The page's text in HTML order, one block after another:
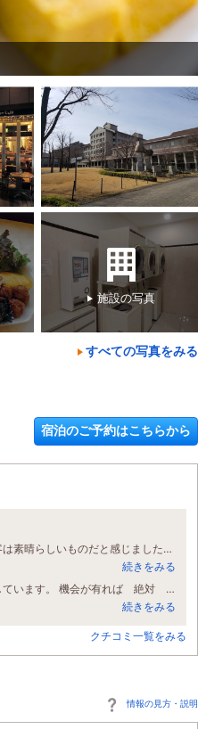
施設の写真
すべての写真をみる
宿泊のご予約はこちらから
まずはスタッフさんのホスピタリティに感激しました。特に、朝食会場の皆さんの接客は素晴らしいものだと感じました。 部屋はとても広く、掃除も行き届いており、何不自由なく利用できました。 比較的安価で安心したサービスが受けれるため、利用シーン問わず、すべての人におすすめできます。
続きをみる
今回の旅行で一番気に入ったお宿です。広くて清潔で、朝食も美味しく、皆大変満足しています。 機会が有れば 絶対 またね
続きをみる
クチコミ一覧をみる
情報の見方・説明